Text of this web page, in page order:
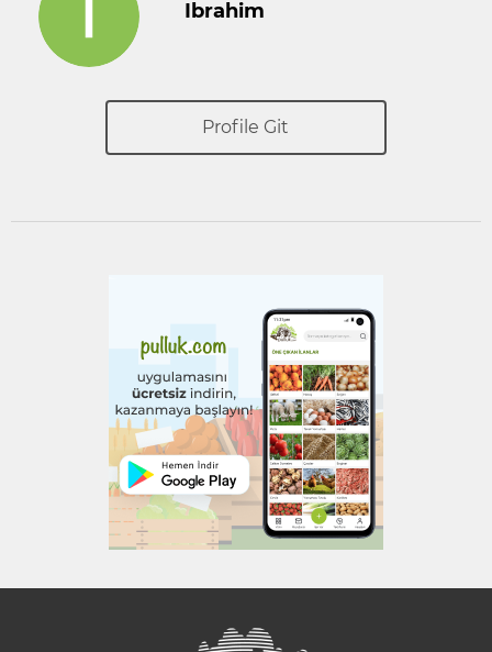
Ibrahim
Profile Git